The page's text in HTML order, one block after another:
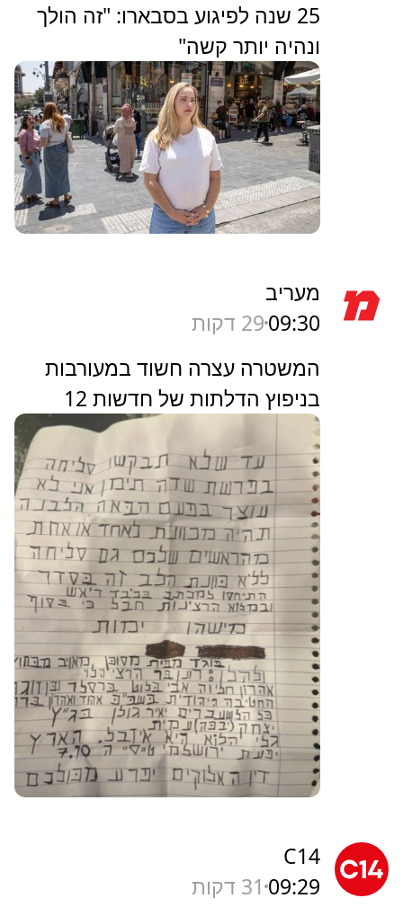
25 שנה לפיגוע בסבארו: "זה הולך
ונהיה יותר קשה"
מעריב
09:3029 דקות
המשטרה עצרה חשוד במעורבות
בניפוץ הדלתות של חדשות 12
C14
09:29 31 דקות